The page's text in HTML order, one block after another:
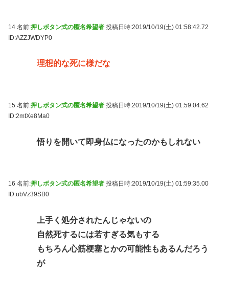
14 名前:押しボタン式の匿名希望者 投稿日時:2019/10/19(土) 01:58:42.72
ID:AZZJWDYP0
理想的な死に様だな
15 名前:押しボタン式の匿名希望者 投稿日時:2019/10/19(土) 01:59:04.62
ID:2mtXe8Ma0
悟りを開いて即身仏になったのかもしれない
16 名前:押しボタン式の匿名希望者 投稿日時:2019/10/19(土) 01:59:35.00
ID:ubVz39SB0
上手く処分されたんじゃないの
自然死するには若すぎる気もする
もちろん心筋梗塞とかの可能性もあるんだろう
が